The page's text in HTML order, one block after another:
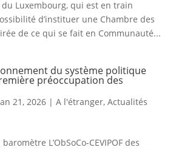
du Luxembourg, qui est en train
d’instituer une Chambre des
de ce qui se fait en Communauté...
du système politique
préoccupation des
21, 2026| A l'étranger, Actualités
L’ObSoCo-CEVIPOF des